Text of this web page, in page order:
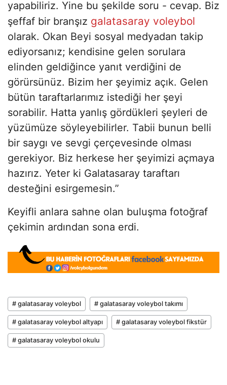
yapabiliriz. Yine bu şekilde soru - cevap. Biz
şeffaf bir branşız galatasaray voleybol
olarak. Okan Beyi sosyal medyadan takip
ediyorsanız; kendisine gelen sorulara
elinden geldiğince yanıt verdiğini de
görürsünüz. Bizim her şeyimiz açık. Gelen
bütün taraftarlarımız istediği her şeyi
sorabilir. Hatta yanlış gördükleri şeyleri de
yüzümüze söyleyebilirler. Tabii bunun belli
bir saygı ve sevgi çerçevesinde olması
gerekiyor. Biz herkese her şeyimizi açmaya
hazırız. Yeter ki Galatasaray taraftarı
desteğini esirgemesin.”
Keyifli anlara sahne olan buluşma fotoğraf
çekimin ardından sona erdi.
# galatasaray voleybol # galatasaray voleybol takımı
# galatasaray voleybol altyapı # galatasaray voleybol fikstür
# galatasaray voleybol okulu